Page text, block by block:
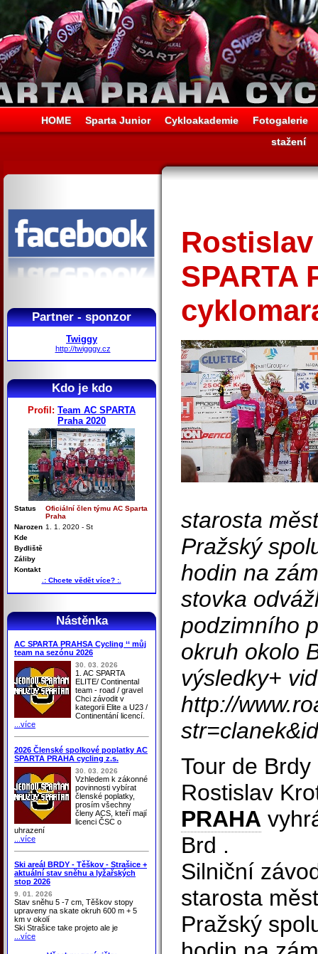
HOME Sparta Junior Cykloakademie
Fotogalerie
stažení
Partner - sponzor
Twiggy
http://twigggy.cz
Kdo je kdo
Profil: Team AC SPARTA
Praha 2020
Status
Oficiální člen týmu AC Sparta
Praha
Narozen 1. 1. 2020 - St
Kde
Bydliště
Záliby
Kontakt
.: Chcete vědět více? :.
Nástěnka
AC SPARTA PRAHSA Cycling ‘‘ můj
team na sezónu 2026
30. 03. 2026
1. AC SPARTA
ELITE/ Continental
team - road / gravel
Chci závodit v
kategorii Elite a U23 /
Continentání licencí.
...více
2026 Členské spolkové poplatky AC
SPARTA PRAHA cycling z.s.
30. 03. 2026
Vzhledem k zákonné
povinnosti vybírat
členské poplatky,
prosím všechny
členy ACS, kteří mají
licenci ČSC o
uhrazení
...více
Ski areál BRDY - Těškov - Strašice +
aktuální stav sněhu a lyžařských
stop 2026
9. 01. 2026
Stav sněhu 5 -7 cm, Těškov stopy
upraveny na skate okruh 600 m + 5
km v okolí
Ski Strašice take projeto ale je
...více
SPARTA
starosta
Pražský
hodin na
stovka
podzimního
okruh okolo
výsledky+
http://
Tour de Brdy
Rostislav
PRAHA
Brd .
Silniční
starosta
Pražský